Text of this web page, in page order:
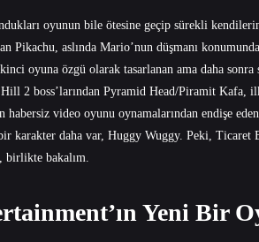
oyunun bile ötesine geçip sürekli
Pikachu, aslında Mario’nun düşmanı
oyuna özgü olarak tasarlanan ama daha
2 boss’larından Pyramid Head/Piramit Kafa,
habersiz video oyunu oynamalarından endişe
karakter daha var, Huggy Wuggy. Peki, Ticaret
birlikte bakalım.
Yeni Bir